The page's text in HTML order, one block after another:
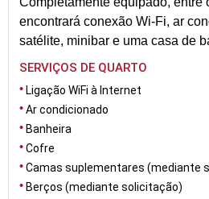
encontrará conexão Wi-Fi, ar
satélite, minibar e uma casa de
SERVIÇOS DE QUARTO
Ligação WiFi à Internet
Ar condicionado
Banheira
Cofre
Camas suplementares (mediante
Berços (mediante solicitação)